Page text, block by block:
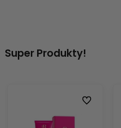
Super Produkty!
Do ulubionych